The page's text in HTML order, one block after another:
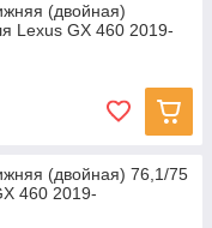
(двойная)
Lexus GX 460 2019-
(двойная) 76,1/75
460 2019-